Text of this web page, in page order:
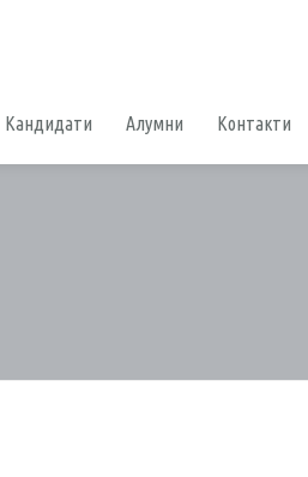
Кандидати Алумни Контакти